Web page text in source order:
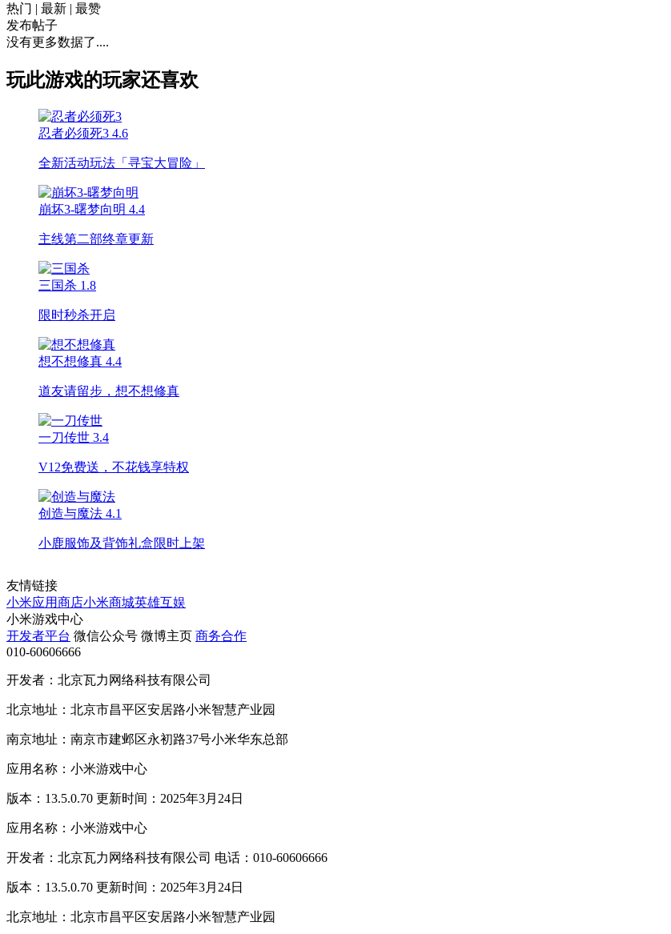
热门 | 最新 | 最赞
发布帖子
没有更多数据了....
玩此游戏的玩家还喜欢
忍者必须死3 4.6
全新活动玩法「寻宝大冒险」
崩坏3-曙梦向明 4.4
主线第二部终章更新
三国杀 1.8
限时秒杀开启
想不想修真 4.4
道友请留步，想不想修真
一刀传世 3.4
V12免费送，不花钱享特权
创造与魔法 4.1
小鹿服饰及背饰礼盒限时上架
友情链接
小米应用商店小米商城英雄互娱
小米游戏中心
开发者平台 微信公众号 微博主页 商务合作
010-60606666
开发者：北京瓦力网络科技有限公司
北京地址：北京市昌平区安居路小米智慧产业园
南京地址：南京市建邺区永初路37号小米华东总部
应用名称：小米游戏中心
版本：13.5.0.70 更新时间：2025年3月24日
应用名称：小米游戏中心
开发者：北京瓦力网络科技有限公司 电话：010-60606666
版本：13.5.0.70 更新时间：2025年3月24日
北京地址：北京市昌平区安居路小米智慧产业园